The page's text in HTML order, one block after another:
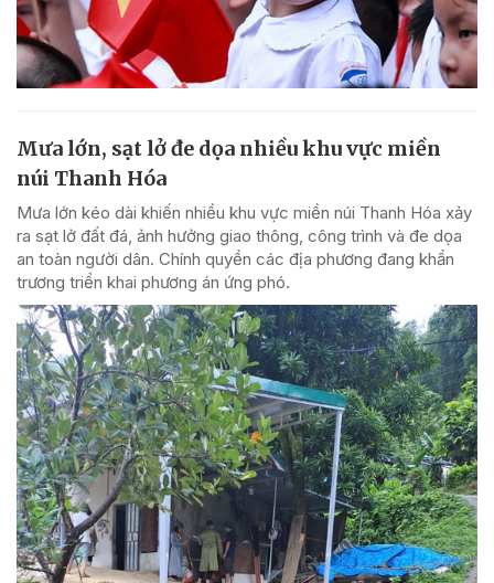
Mưa lớn, sạt lở đe dọa nhiều khu vực miền
núi Thanh Hóa
Mưa lớn kéo dài khiến nhiều khu vực miền núi Thanh Hóa xảy
ra sạt lở đất đá, ảnh hưởng giao thông, công trình và đe dọa
an toàn người dân. Chính quyền các địa phương đang khẩn
trương triển khai phương án ứng phó.